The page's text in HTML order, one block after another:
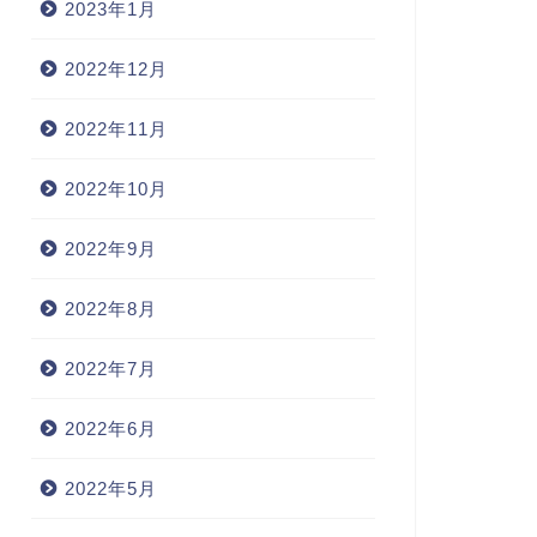
2023年1月
2022年12月
2022年11月
2022年10月
2022年9月
2022年8月
2022年7月
2022年6月
2022年5月